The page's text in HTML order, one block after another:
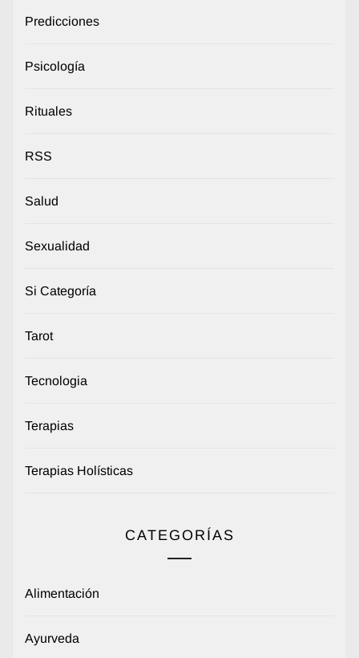
Predicciones
Psicología
Rituales
RSS
Salud
Sexualidad
Si Categoría
Tarot
Tecnologia
Terapias
Terapias Holísticas
CATEGORÍAS
Alimentación
Ayurveda